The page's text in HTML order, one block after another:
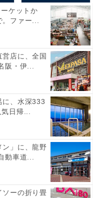
ケットか
。ファー...
営店に、全国
阪・伊...
に、水深333
気日帰...
ン」に、龍野
動車道...
ソーの折り畳